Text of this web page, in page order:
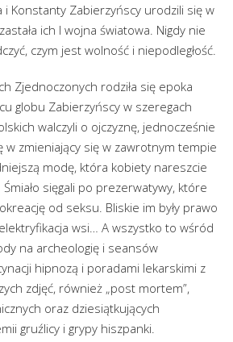
i Konstanty Zabierzyńscy urodzili się w
ich I wojna światowa. Nigdy nie
czym jest wolność i niepodległość.
Zjednoczonych rodziła się epoka
globu Zabierzyńscy w szeregach
walczyli o ojczyznę, jednocześnie
w zmieniający się w zawrotnym tempie
modę, która kobiety nareszcie
sięgali po prezerwatywy, które
od seksu. Bliskie im były prawo
wsi… A wszystko to wśród
na archeologię i seansów
hipnozą i poradami lekarskimi z
zdjęć, również „post mortem”,
oraz dziesiątkujących
gruźlicy i grypy hiszpanki.